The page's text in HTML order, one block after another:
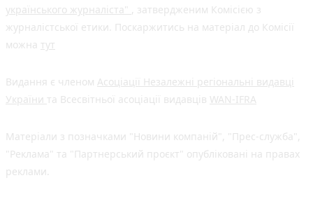
українського журналіста"
, затвердженим Комісією з
журналістської етики. Поскаржитись на матеріал до Комісії
можна тут
Видання є членом Асоціації Незалежні регіональні видавці
України та Всесвітньої асоціації видавців WAN-IFRA
Матеріали з позначками "Новини компаній", "Прес-служба",
"Реклама" та "Партнерський проєкт" опубліковані на правах
реклами.